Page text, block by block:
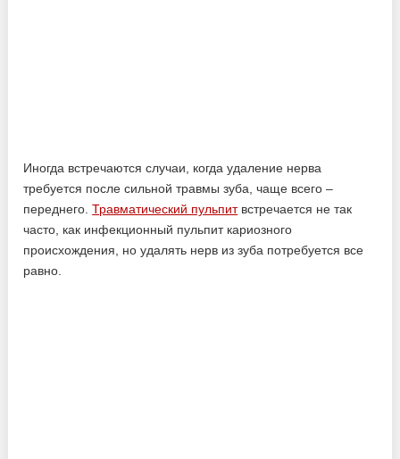
Иногда встречаются случаи, когда удаление нерва
требуется после сильной травмы зуба, чаще всего –
переднего.Травматический пульпитвстречается не так
часто, как инфекционный пульпит кариозного
происхождения, но удалять нерв из зуба потребуется все
равно.